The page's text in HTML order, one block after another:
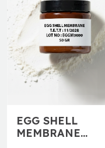
EGG SHELL
MEMBRANE